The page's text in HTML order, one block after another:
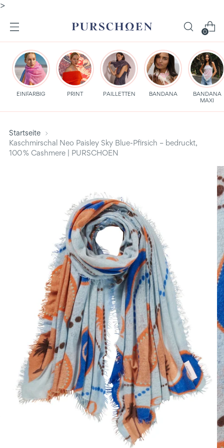
>
0
EINFARBIG PRINT PAILLETTEN BANDANA
BANDANA
MAXI
Startseite
Kaschmirschal Neo Paisley Sky Blue-Pfirsich – bedruckt,
100 % Cashmere | PURSCHOEN